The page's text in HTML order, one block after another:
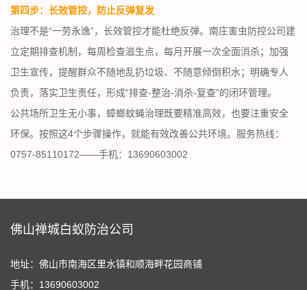
第四步：长效管控，防止反弹复发
治理不是“一劳永逸”，长效管控才能杜绝反弹。南庄害虫防控公司建
立定期排查机制，每周检查滋生点，每月开展一次全面消杀；加强
卫生宣传，提醒群众不随地乱扔垃圾、不随意倾倒积水；明确专人
负责，落实卫生责任，形成“排查-整治-消杀-复查”的闭环管理。
公共场所卫生无小事，蟑螂蚊蝇治理既要精准高效，也要注重安全
环保。按照这4个步骤操作，就能有效改善公共环境。服务热线：
0757-85110172——手机：13690603002
佛山禅城白蚁防治公司
地址：佛山市南海区里水镇和顺海畔花园商铺
手机：13690603002